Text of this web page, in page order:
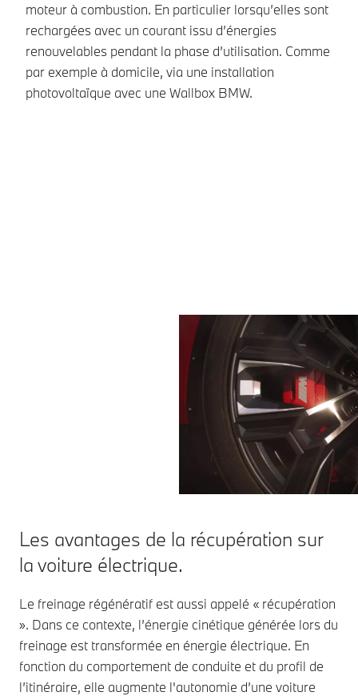
moteur à combustion. En particulier lorsqu’elles sont
rechargées avec un courant issu d’énergies
renouvelables pendant la phase d’utilisation. Comme
par exemple à domicile, via une installation
photovoltaïque avec une Wallbox BMW.
Les avantages de la récupération sur
la voiture électrique.
Le freinage régénératif est aussi appelé « récupération
». Dans ce contexte, l’énergie cinétique générée lors du
freinage est transformée en énergie électrique. En
fonction du comportement de conduite et du profil de
l’itinéraire, elle augmente l'autonomie d’une voiture